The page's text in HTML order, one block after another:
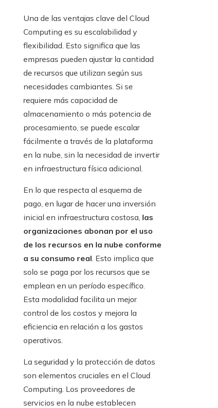
Una de las ventajas clave del Cloud
Computing es su escalabilidad y
flexibilidad. Esto significa que las
empresas pueden ajustar la cantidad
de recursos que utilizan según sus
necesidades cambiantes. Si se
requiere más capacidad de
almacenamiento o más potencia de
procesamiento, se puede escalar
fácilmente a través de la plataforma
en la nube, sin la necesidad de invertir
en infraestructura física adicional.
En lo que respecta al esquema de
pago, en lugar de hacer una inversión
inicial en infraestructura costosa, las
organizaciones abonan por el uso
de los recursos en la nube conforme
a su consumo real. Esto implica que
solo se paga por los recursos que se
emplean en un período específico.
Esta modalidad facilita un mejor
control de los costos y mejora la
eficiencia en relación a los gastos
operativos.
La seguridad y la protección de datos
son elementos cruciales en el Cloud
Computing. Los proveedores de
servicios en la nube establecen